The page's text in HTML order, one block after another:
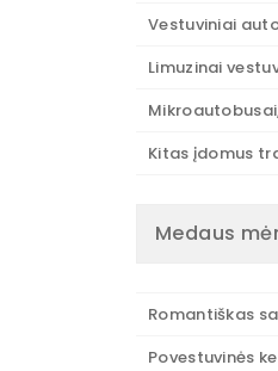
Vestuviniai
Limuzinai
Kitas įdomus
Medaus
Romantiškas
Povestuvinės